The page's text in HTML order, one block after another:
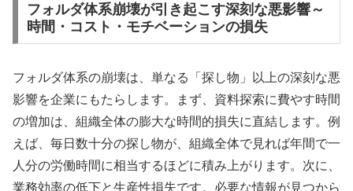
フォルダ体系崩壊が引き起こす深刻な悪影響～
時間・コスト・モチベーションの損失
フォルダ体系の崩壊は、単なる「探し物」以上の深刻な悪
影響を企業にもたらします。まず、資料探索に費やす時間
の増加は、組織全体の膨大な時間的損失に直結します。例
えば、毎日数十分の探し物が、組織全体で見れば年間で一
人分の労働時間に相当するほどに積み上がります。次に、
業務効率の低下と生産性損失です。必要な情報が見つから